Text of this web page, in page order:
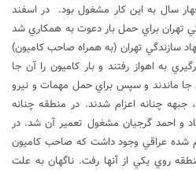
سال به اين کار مشغول بود. در اسفند
سازندگي تهران براي حمل بار دعوت به همکاري شد
سازندگي تهران (به همراه صاحب کاميون)
به اهواز رفتند و بار کاميون را آن جا
جا ماندند و سپس براي حمل مهمات و نيرو
به خط مقدم، جبهه چنانه اعزام شدند. در منطقه چنانه
و احمد گرجيان مشغول تعمير آن شد. در
شده عراقي وجود داشت که صاحب کاميون
روي يکي از آنها رفت. ناگهان به علت